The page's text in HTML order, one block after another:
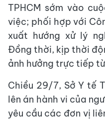
TPHCM sớm vào
việc; phối hợp với
xuất hướng xử lý
Đồng thời, kịp thời
ảnh hưởng trực tiếp
Chiều 29/7, Sở Y tế
lên án hành vi của
yêu cầu các đơn vị